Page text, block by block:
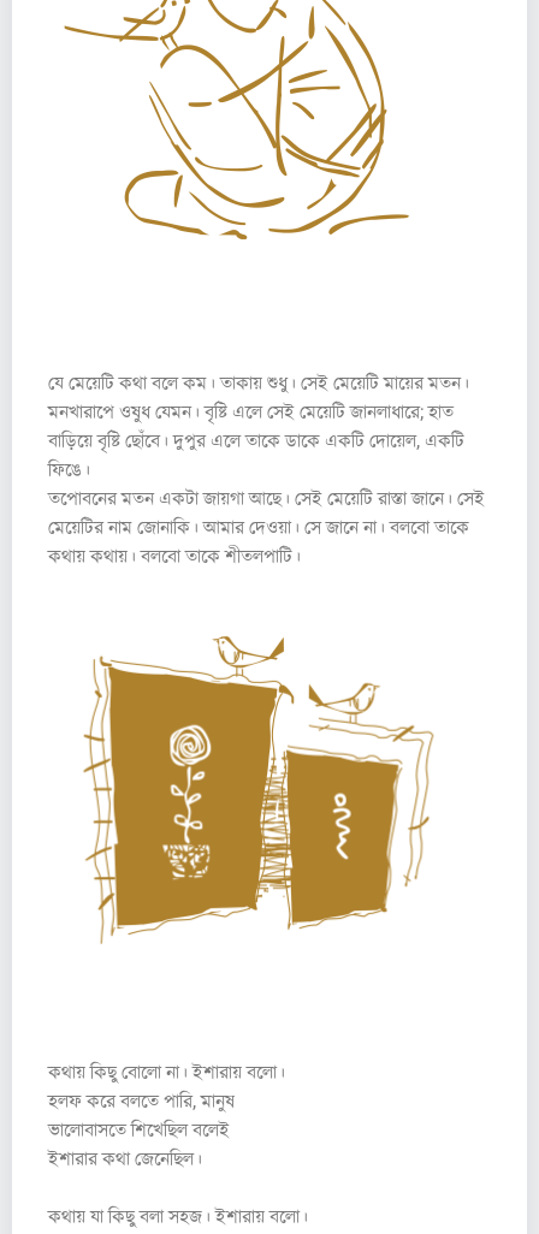
যে মেয়েটি কথা বলে কম। তাকায় শুধু। সেই মেয়েটি মায়ের মতন।
মনখারাপে ওষুধ যেমন। বৃষ্টি এলে সেই মেয়েটি জানলাধারে; হাত
বাড়িয়ে বৃষ্টি ছোঁবে। দুপুর এলে তাকে ডাকে একটি দোয়েল, একটি
ফিঙে।
তপোবনের মতন একটা জায়গা আছে। সেই মেয়েটি রাস্তা জানে। সেই
মেয়েটির নাম জোনাকি। আমার দেওয়া। সে জানে না। বলবো তাকে
কথায় কথায়। বলবো তাকে শীতলপাটি।
কথায় কিছু বোলো না। ইশারায় বলো।
হলফ করে বলতে পারি, মানুষ
ভালোবাসতে শিখেছিল বলেই
ইশারার কথা জেনেছিল।
কথায় যা কিছু বলা সহজ। ইশারায় বলো।